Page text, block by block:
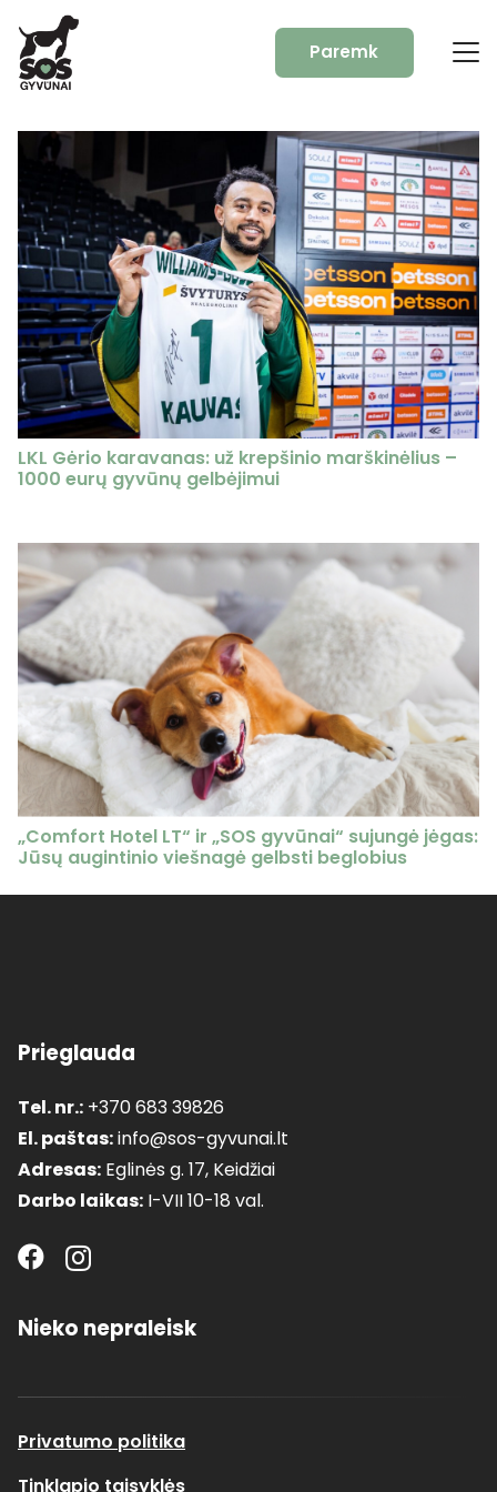
Paremk
LKL Gėrio karavanas: už krepšinio marškinėlius –
1000 eurų gyvūnų gelbėjimui
„Comfort Hotel LT“ ir „SOS gyvūnai“ sujungė jėgas:
Jūsų augintinio viešnagė gelbsti beglobius
Prieglauda
Tel. nr.: +370 683 39826
El. paštas:info@sos-gyvunai.lt
Adresas: Eglinės g. 17, Keidžiai
Darbo laikas: I-VII 10-18 val.
Nieko nepraleisk
Privatumo politika
Tinklapio taisyklės